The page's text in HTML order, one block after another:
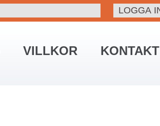
VILLKOR
KONTAKT